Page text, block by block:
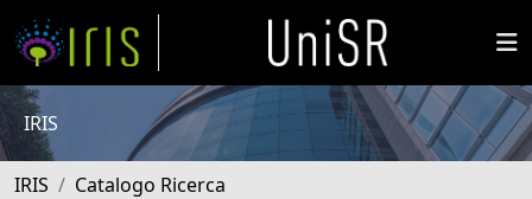
IRIS
IRIS
Catalogo Ricerca